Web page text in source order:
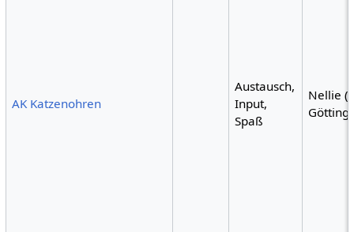
AK Katzenohren
Austausch,
Input,
Spaß
Nellie